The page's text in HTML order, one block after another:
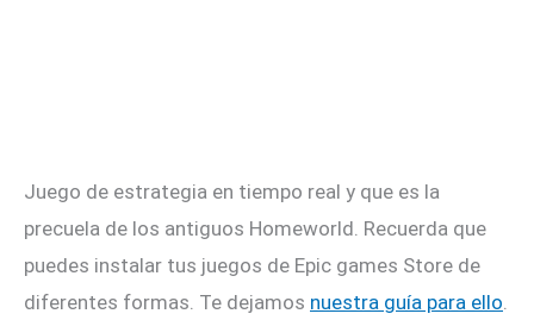
Juego de estrategia en tiempo real y que es la
precuela de los antiguos Homeworld. Recuerda que
puedes instalar tus juegos de Epic games Store de
diferentes formas. Te dejamos nuestra guía para ello.